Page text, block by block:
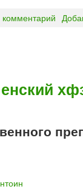
комментарий